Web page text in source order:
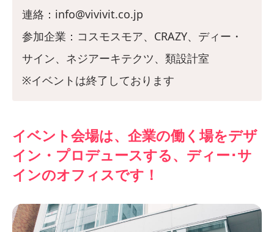
連絡：info@vivivit.co.jp
参加企業：コスモスモア、CRAZY、ディー・
サイン、ネジアーキテクツ、類設計室
※イベントは終了しております
イベント会場は、企業の働く場をデザ
イン・プロデュースする、ディー･サ
インのオフィスです！